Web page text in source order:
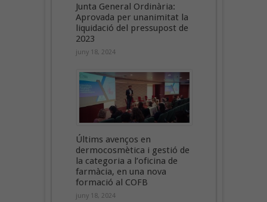
Junta General Ordinària:
Aprovada per unanimitat la
liquidació del pressupost de
2023
juny 18, 2024
Últims avenços en
dermocosmètica i gestió de
la categoria a l’oficina de
farmàcia, en una nova
formació al COFB
juny 18, 2024